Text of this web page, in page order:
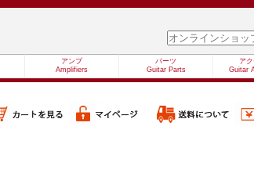
アンプ
Amplifiers
パーツ
Guitar Parts
ア
Guitar